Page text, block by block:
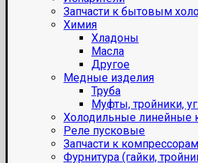
Запчасти к бытовым
Химия
Хладоны
Масла
Другое
Медные изделия
Труба
Муфты, тройники,
Холодильные линейные
Реле пусковые
Запчасти к компрессорам
Фурнитура (гайки,